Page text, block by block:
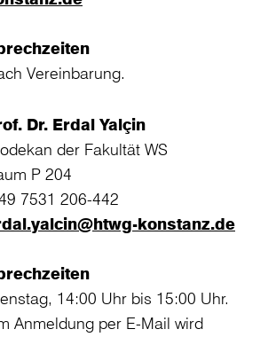
Vereinbarung.
Dr. Erdal Yalçin
der Fakultät WS
P 204
7531 206-442
konstanz.de
14:00 Uhr bis 15:00 Uhr.
Anmeldung per E-Mail wird